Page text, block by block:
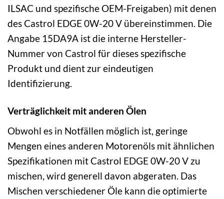
ILSAC und spezifische OEM-Freigaben) mit denen
des Castrol EDGE 0W-20 V übereinstimmen. Die
Angabe 15DA9A ist die interne Hersteller-
Nummer von Castrol für dieses spezifische
Produkt und dient zur eindeutigen
Identifizierung.
Verträglichkeit mit anderen Ölen
Obwohl es in Notfällen möglich ist, geringe
Mengen eines anderen Motorenöls mit ähnlichen
Spezifikationen mit Castrol EDGE 0W-20 V zu
mischen, wird generell davon abgeraten. Das
Mischen verschiedener Öle kann die optimierte